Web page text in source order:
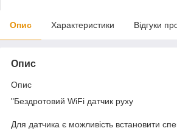
Опис Характеристики Відгуки
Опис
Опис
"Бездротовий WiFi датчик руху
Для датчика є можливість встановити